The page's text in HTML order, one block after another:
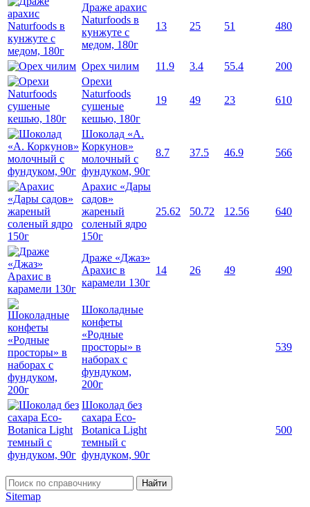
Драже арахис
Naturfoods в
кунжуте с
медом, 180г
13 25 51 480
Орех чилим 11.9 3.4 55.4
200
Орехи
Naturfoods
сушеные
кешью, 180г
19 49 23 610
Шоколад «А.
Коркунов»
молочный с
фундуком, 90г
8.7 37.5 46.9 566
Арахис «Дары
садов»
жареный
соленый ядро
150г
25.62 50.72 12.56 640
Драже «Джаз»
Арахис в
карамели 130г
14 26 49 490
Шоколадные
конфеты
«Родные
просторы» в
наборах с
фундуком,
200г
539
Шоколад без
сахара Eco-
Botanica Light
темный с
фундуком, 90г
500
Найти
Sitemap